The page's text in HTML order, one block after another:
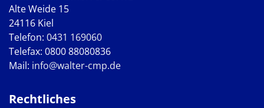
Alte Weide 15
24116 Kiel
Telefon: 0431 169060
Telefax: 0800 88080836
Mail: info@walter-cmp.de
Rechtliches